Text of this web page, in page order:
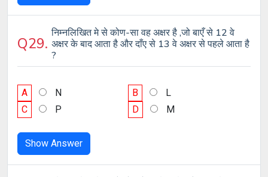
Q29.
निम्नलिखित मे से कोण-सा वह अक्षर है ,जो बाएँ से 12 वे
अक्षर के बाद आता है और दाँए से 13 वे अक्षर से पहले आता है
?
A N B
L
C
P D M
Show Answer